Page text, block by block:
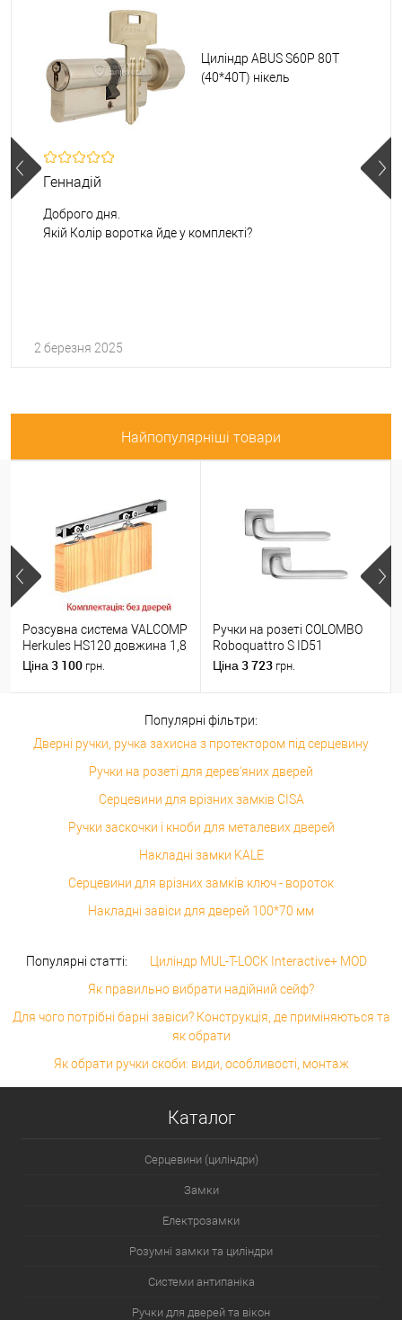
Циліндр ABUS S60P 80T
(40*40T) нікель
Геннадій
Доброго дня.
Якій Колір воротка йде у комплекті?
2 березня 2025
Найпопулярніші товари
Розсувна система VALCOMP
Herkules HS120 довжина 1,8
м на 1 полотно вагою до
Ціна 3 100 грн.
Ручки на розеті COLOMBO
Roboquattro S ID51
(PT19BZG-PT13) матовий
Ціна 3 723 грн.
Популярні фільтри:
Дверні ручки, ручка захисна з протектором під серцевину
Ручки на розеті для дерев'яних дверей
Серцевини для врізних замків CISA
Ручки заскочки і кноби для металевих дверей
Накладні замки KALE
Серцевини для врізних замків ключ - вороток
Накладні завіси для дверей 100*70 мм
Популярні статті:
Циліндр MUL-T-LOCK Interactive+ MOD
Як правильно вибрати надійний сейф?
Для чого потрібні барні завіси? Конструкція, де приміняються та
як обрати
Як обрати ручки скоби: види, особливості, монтаж
Каталог
Серцевини (циліндри)
Замки
Електрозамки
Розумні замки та циліндри
Системи антипаніка
Ручки для дверей та вікон